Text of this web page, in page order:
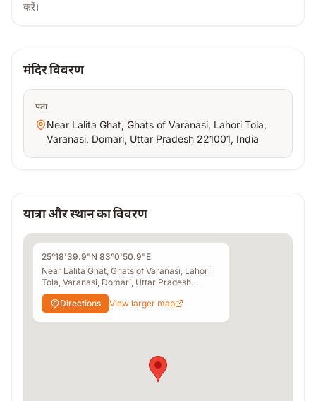
करें।
मंदिर विवरण
पता
Near Lalita Ghat, Ghats of Varanasi, Lahori Tola,
Varanasi, Domari, Uttar Pradesh 221001, India
यात्रा और स्थान का विवरण
25°18'39.9"N 83°0'50.9"E
Near Lalita Ghat, Ghats of Varanasi, Lahori
Tola, Varanasi, Domari, Uttar Pradesh
221001, India
Directions
View larger map